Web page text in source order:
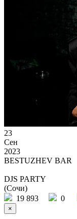
23
Сен
2023
BESTUZHEV BAR
DJS PARTY
(Сочи)
19 893
0
×